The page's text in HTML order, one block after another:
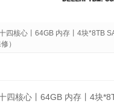
核心丨64GB 内存丨4块*8TB
）
四核心丨64GB 内存丨4块